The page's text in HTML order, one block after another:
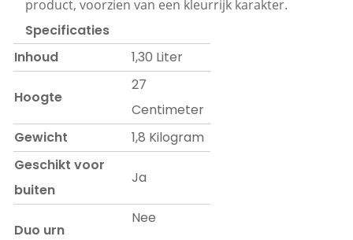
product, voorzien van een kleurrijk karakter.
Specificaties
Inhoud
1,30 Liter
Hoogte
27
Centimeter
Gewicht
1,8 Kilogram
Geschikt voor
buiten
Ja
Duo urn
Nee